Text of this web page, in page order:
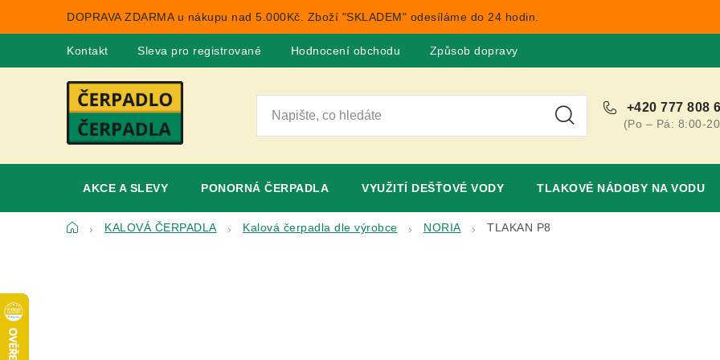
DOPRAVA ZDARMA u nákupu nad 5.000Kč. Zboží "SKLADEM" odesíláme do 24 hodin.
Kontakt Sleva pro registrované Hodnocení obchodu Způsob dopravy
+420 777 808
(Po – Pá: 8:00-
AKCE A SLEVY PONORNÁ ČERPADLA VYUŽITÍ DEŠŤOVÉ VODY TLAKOVÉ NÁDOBY NA VODU
DomůKALOVÁ ČERPADLA Kalová čerpadla dle výrobce NORIA TLAKAN P8